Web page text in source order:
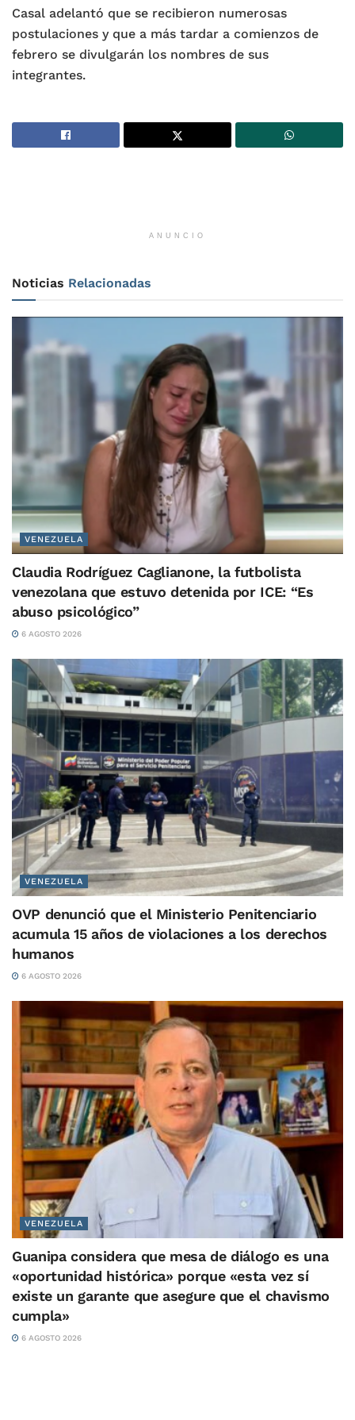
Casal adelantó que se recibieron numerosas
postulaciones y que a más tardar a comienzos de
febrero se divulgarán los nombres de sus
integrantes.
ANUNCIO
Noticias Relacionadas
VENEZUELA
Claudia Rodríguez Caglianone, la futbolista
venezolana que estuvo detenida por ICE: “Es
abuso psicológico”
6 AGOSTO 2026
VENEZUELA
OVP denunció que el Ministerio Penitenciario
acumula 15 años de violaciones a los derechos
humanos
6 AGOSTO 2026
VENEZUELA
Guanipa considera que mesa de diálogo es una
«oportunidad histórica» porque «esta vez sí
existe un garante que asegure que el chavismo
cumpla»
6 AGOSTO 2026